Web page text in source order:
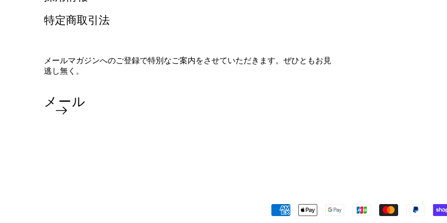
特定商取引法
メールマガジンへのご登録で特別なご案内をさせていただきます。ぜひともお見
逃し無く。
メール
済